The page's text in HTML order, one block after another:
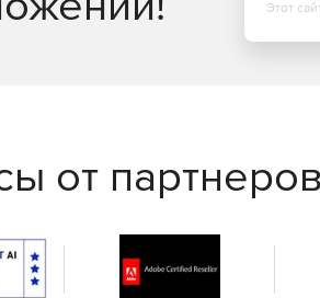
можно настраивать, планировать и
Этот
от партнеров